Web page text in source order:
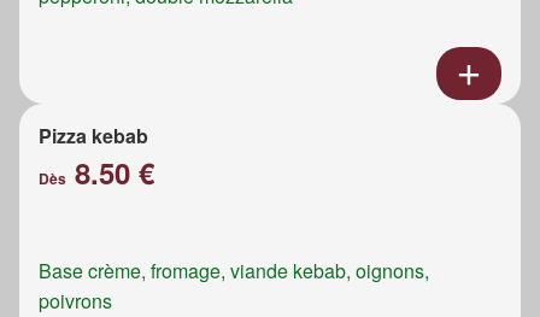
Pizza kebab
Dès 8.50 €
Base crème, fromage, viande kebab, oignons,
poivrons